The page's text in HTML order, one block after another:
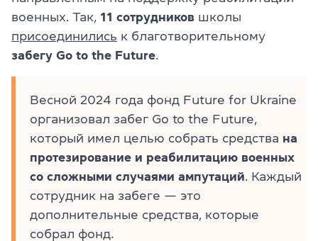
военных. Так, 11 сотрудников школы
присоединились к благотворительному
забегу Go to the Future.
Весной 2024 года фонд Future for Ukraine
организовал забег Go to the Future,
который имел целью собрать средства на
протезирование и реабилитацию военных
со сложными случаями ампутаций. Каждый
сотрудник на забеге — это
дополнительные средства, которые
собрал фонд.